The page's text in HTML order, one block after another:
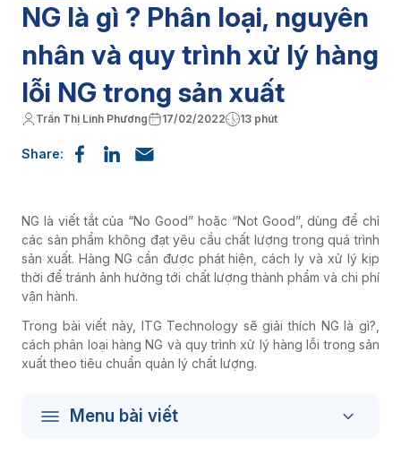
NG là gì ? Phân loại, nguyên
nhân và quy trình xử lý hàng
lỗi NG trong sản xuất
Trần Thị Linh Phương 17/02/2022 13 phút
Share:
NG là viết tắt của “No Good” hoặc “Not Good”, dùng để chỉ
các sản phẩm không đạt yêu cầu chất lượng trong quá trình
sản xuất. Hàng NG cần được phát hiện, cách ly và xử lý kịp
thời để tránh ảnh hưởng tới chất lượng thành phẩm và chi phí
vận hành.
Trong bài viết này, ITG Technology sẽ giải thích NG là gì?,
cách phân loại hàng NG và quy trình xử lý hàng lỗi trong sản
xuất theo tiêu chuẩn quản lý chất lượng.
Menu bài viết